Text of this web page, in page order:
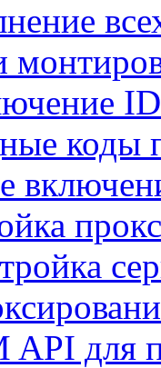
коды
для